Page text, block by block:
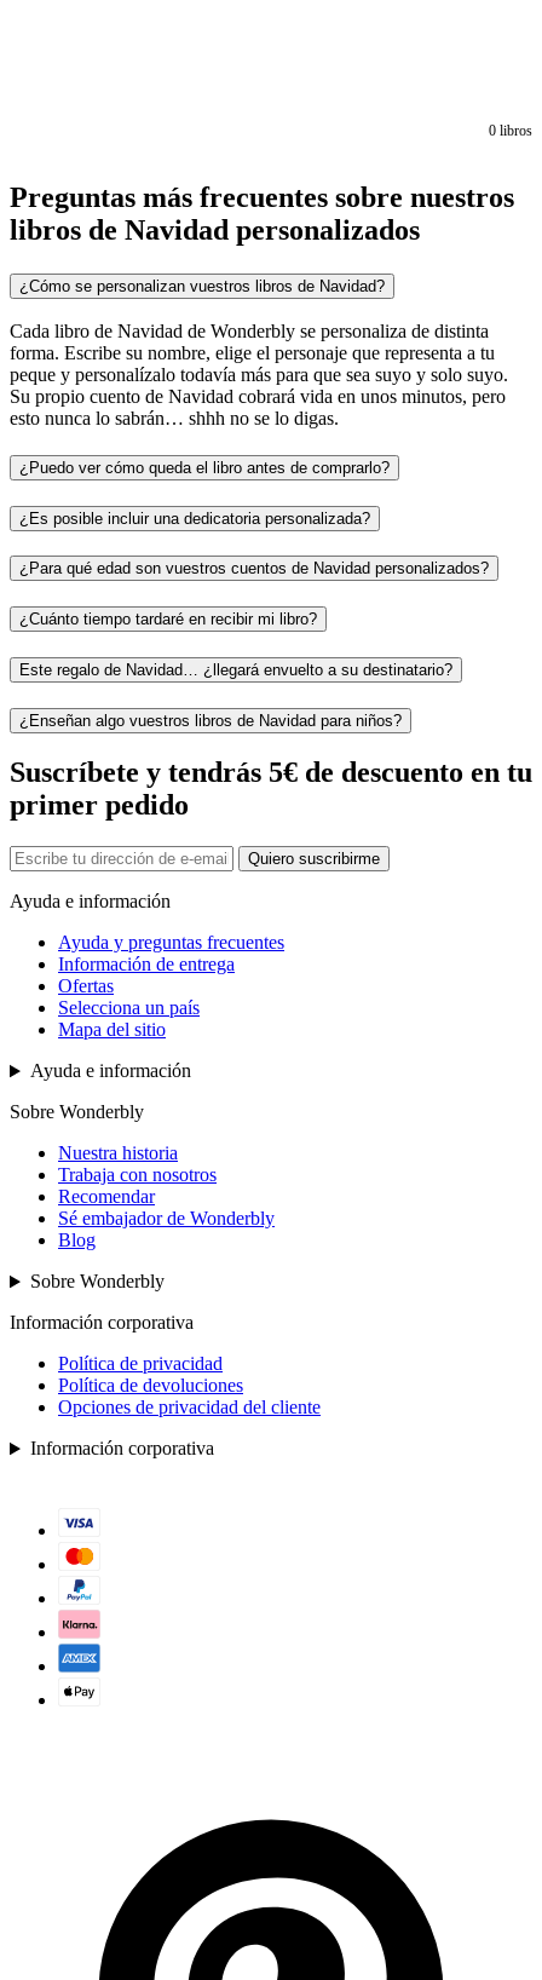
0 libros
Preguntas más frecuentes sobre nuestros
libros de Navidad personalizados
¿Cómo se personalizan vuestros libros de Navidad?
Cada libro de Navidad de Wonderbly se personaliza de distinta
forma. Escribe su nombre, elige el personaje que representa a tu
peque y personalízalo todavía más para que sea suyo y solo suyo.
Su propio cuento de Navidad cobrará vida en unos minutos, pero
esto nunca lo sabrán… shhh no se lo digas.
¿Puedo ver cómo queda el libro antes de comprarlo?
¿Es posible incluir una dedicatoria personalizada?
¿Para qué edad son vuestros cuentos de Navidad personalizados?
¿Cuánto tiempo tardaré en recibir mi libro?
Este regalo de Navidad… ¿llegará envuelto a su destinatario?
¿Enseñan algo vuestros libros de Navidad para niños?
Suscríbete y tendrás 5€ de descuento en tu
primer pedido
Quiero suscribirme
Ayuda e información
Ayuda y preguntas frecuentes
Información de entrega
Ofertas
Selecciona un país
Mapa del sitio
Ayuda e información
Sobre Wonderbly
Nuestra historia
Trabaja con nosotros
Recomendar
Sé embajador de Wonderbly
Blog
Sobre Wonderbly
Información corporativa
Política de privacidad
Política de devoluciones
Opciones de privacidad del cliente
Información corporativa